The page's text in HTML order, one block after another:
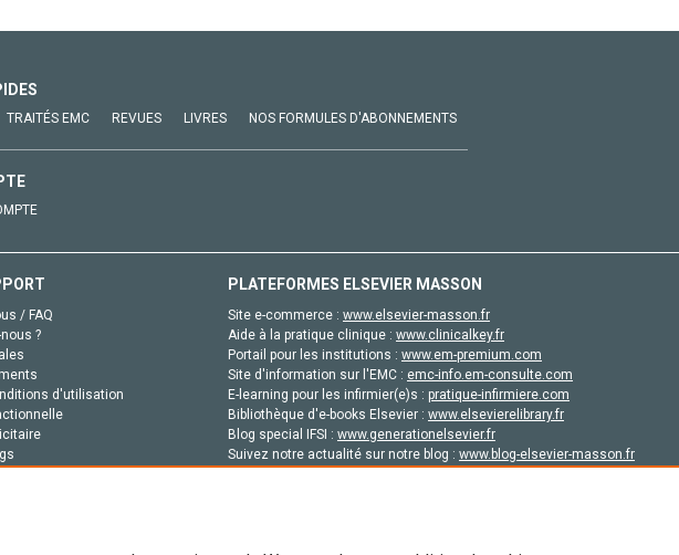
TRAITÉS EMC REVUES LIVRES NOS FORMULES D'ABONNEMENTS
/ FAQ
?
d'utilisation
PLATEFORMES ELSEVIER MASSON
Site e-commerce : www.elsevier-masson.fr
Aide à la pratique clinique : www.clinicalkey.fr
Portail pour les institutions : www.em-premium.com
Site d'information sur l'EMC : emc-info.em-consulte.com
E-learning pour les infirmier(e)s : pratique-infirmiere.com
Bibliothèque d'e-books Elsevier : www.elsevierelibrary.fr
Blog special IFSI : www.generationelsevier.fr
Suivez notre actualité sur notre blog : www.blog-elsevier-masson.fr